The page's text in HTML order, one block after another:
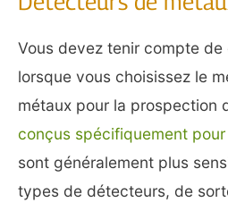
Vous devez tenir compte
lorsque vous choisissez le
métaux pour la prospection
conçus spécifiquement pour
sont généralement plus
types de détecteurs, de